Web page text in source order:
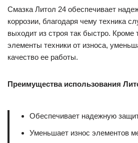
Смазка Литол 24 обеспечивает
коррозии, благодаря чему техника
выходит из строя так быстро. Кроме
элементы техники от износа,
качество ее работы.
Преимущества использования
Обеспечивает надежную
Уменьшает износ элементов